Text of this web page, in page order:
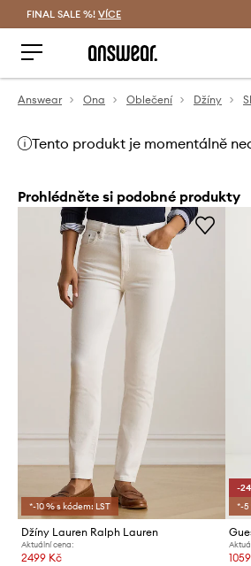
FINAL SALE %! VÍCE
Answear Ona Oblečení Džíny
Tento produkt je momentálně
Prohlédněte si podobné produkty
*-10 % s kódem: LST
Džíny Lauren Ralph Lauren
Aktuální cena:
2499 Kč
-
*-5